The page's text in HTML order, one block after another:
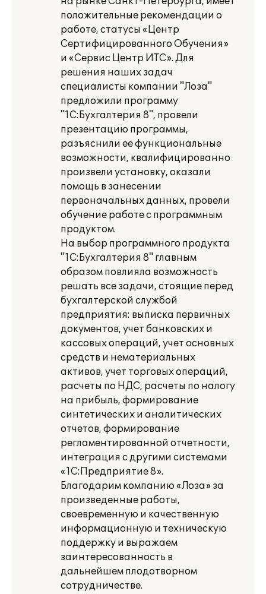
положительные рекомендации о
работе, статусы «Центр
Сертифицированного Обучения»
и «Сервис Центр ИТС». Для
решения наших задач
специалисты компании "Лоза"
предложили программу
"1С:Бухгалтерия 8", провели
презентацию программы,
разъяснили ее функциональные
возможности, квалифицированно
произвели установку, оказали
помощь в занесении
первоначальных данных, провели
обучение работе с программным
продуктом.
На выбор программного продукта
"1С:Бухгалтерия 8" главным
образом повлияла возможность
решать все задачи, стоящие перед
бухгалтерской службой
предприятия: выписка первичных
документов, учет банковских и
кассовых операций, учет основных
средств и нематериальных
активов, учет торговых операций,
расчеты по НДС, расчеты по налогу
на прибыль, формирование
синтетических и аналитических
отчетов, формирование
регламентированной отчетности,
интеграция с другими системами
«1С:Предприятие 8».
Благодарим компанию «Лоза» за
произведенные работы,
своевременную и качественную
информационную и техническую
поддержку и выражаем
заинтересованность в
дальнейшем плодотворном
сотрудничестве.